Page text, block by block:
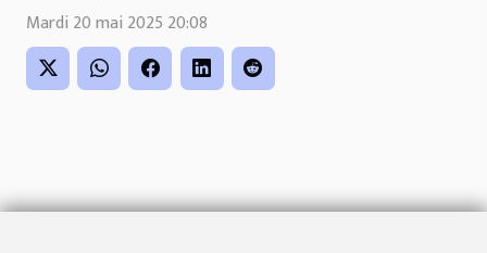
Mardi 20 mai 2025 20:08